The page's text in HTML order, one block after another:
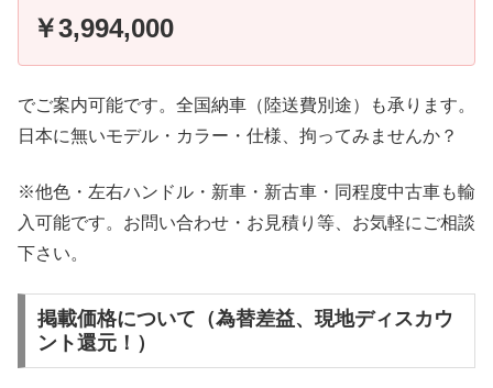
￥3,994,000
でご案内可能です。全国納車（陸送費別途）も承ります。
日本に無いモデル・カラー・仕様、拘ってみませんか？
※他色・左右ハンドル・新車・新古車・同程度中古車も輸
入可能です。お問い合わせ・お見積り等、お気軽にご相談
下さい。
掲載価格について（為替差益、現地ディスカウ
ント還元！）